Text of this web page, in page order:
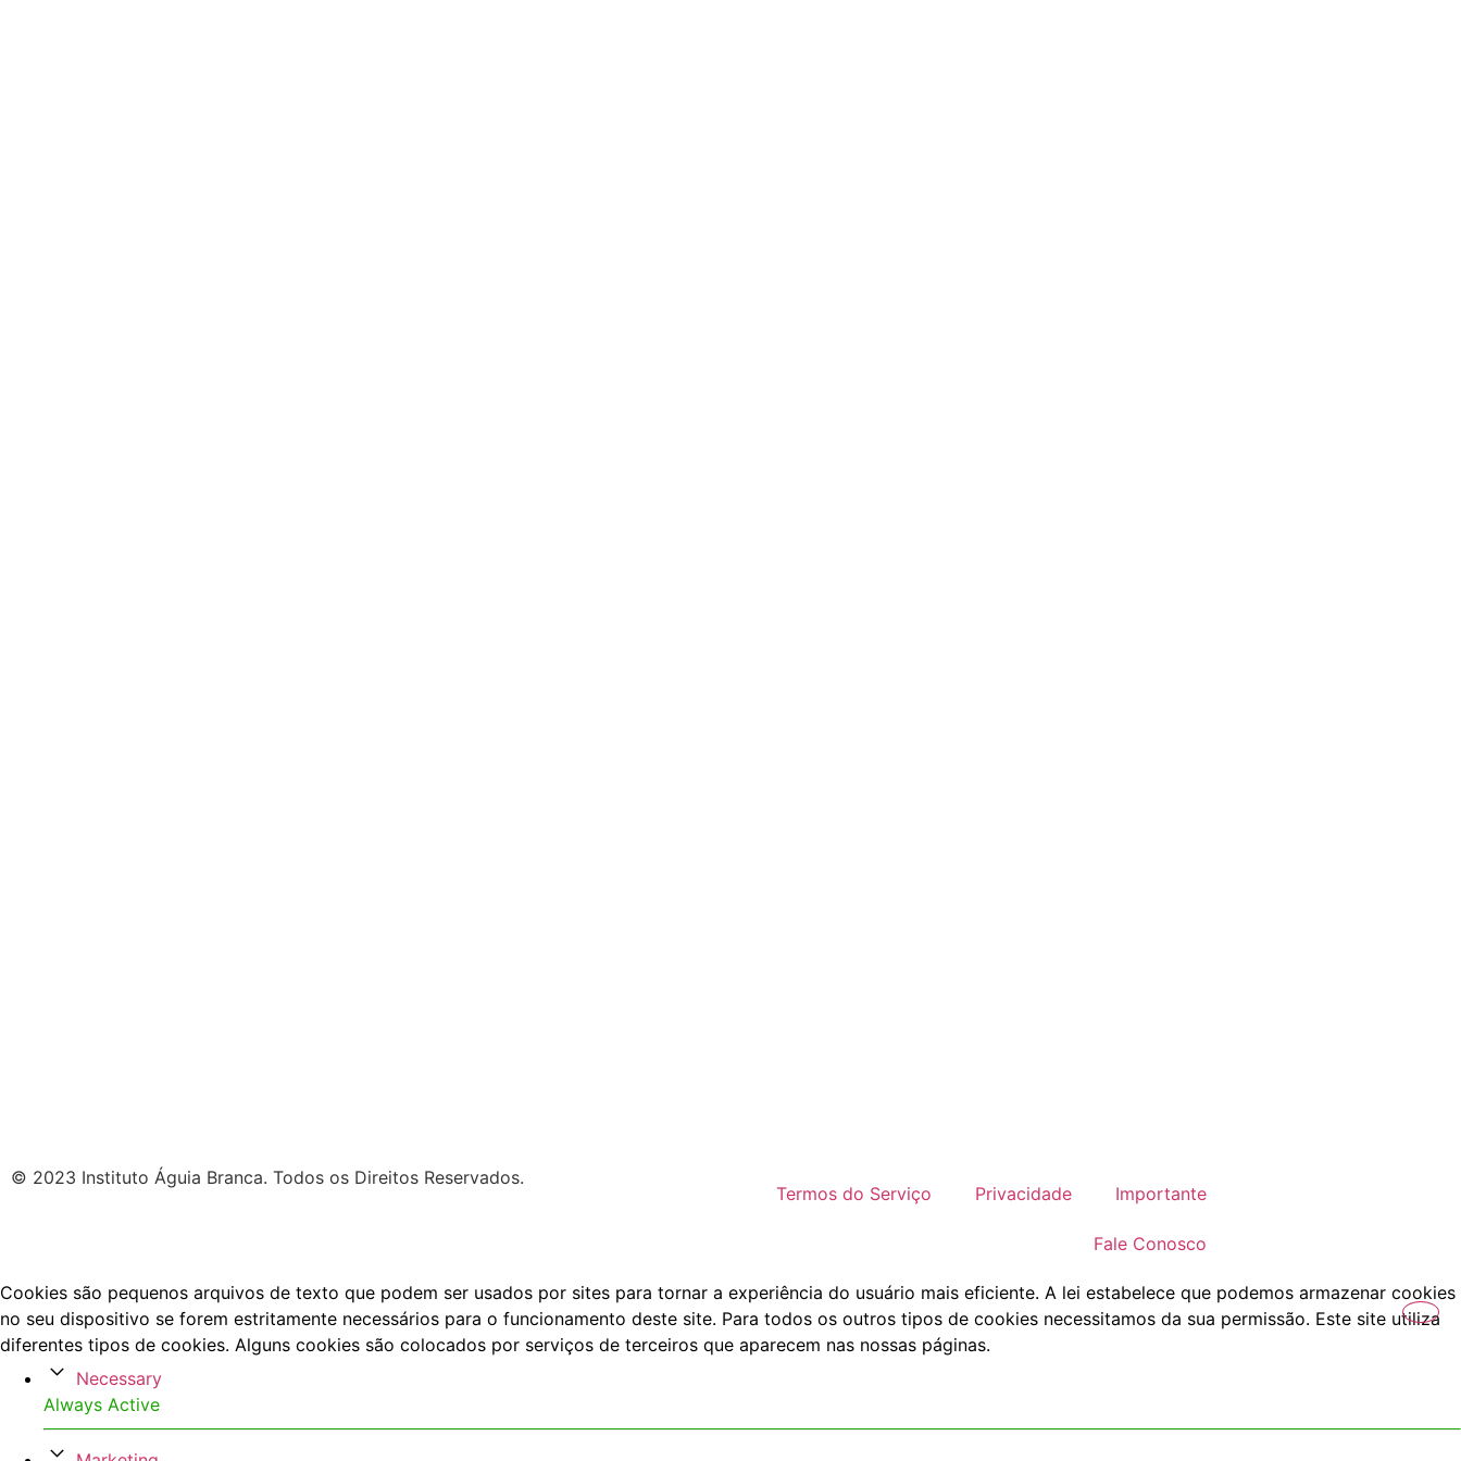
© 2023 Instituto Águia Branca. Todos os Direitos Reservados.
Termos do Serviço Privacidade Importante
Fale Conosco
Cookies são pequenos arquivos de texto que podem ser usados por sites para tornar a experiência do usuário mais eficiente. A lei estabelece que podemos armazenar cookies
no seu dispositivo se forem estritamente necessários para o funcionamento deste site. Para todos os outros tipos de cookies necessitamos da sua permissão. Este site utiliza
diferentes tipos de cookies. Alguns cookies são colocados por serviços de terceiros que aparecem nas nossas páginas.
Necessary
Always Active